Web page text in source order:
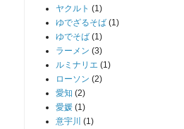
ヤクルト (1)
ゆでざるそば (1)
ゆでそば (1)
ラーメン (3)
ルミナリエ (1)
ローソン (2)
愛知 (2)
愛媛 (1)
意宇川 (1)